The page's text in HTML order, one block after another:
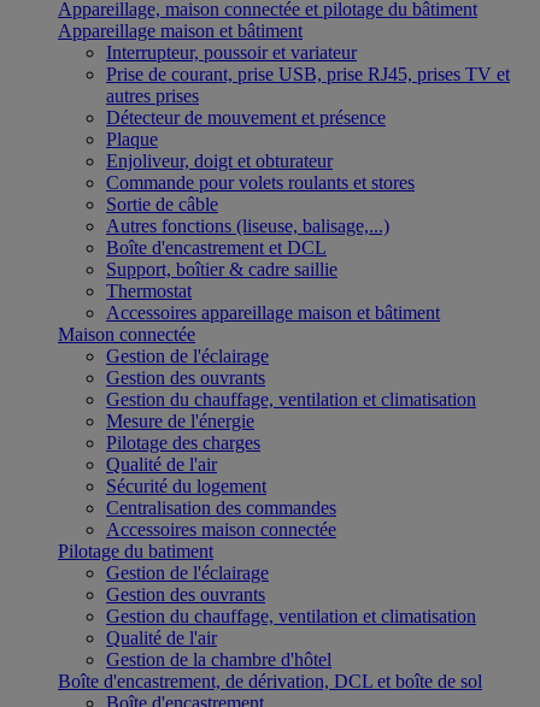
Appareillage, maison connectée et pilotage du bâtiment
Appareillage maison et bâtiment
Interrupteur, poussoir et variateur
Prise de courant, prise USB, prise RJ45, prises TV et
autres prises
Détecteur de mouvement et présence
Plaque
Enjoliveur, doigt et obturateur
Commande pour volets roulants et stores
Sortie de câble
Autres fonctions (liseuse, balisage,...)
Boîte d'encastrement et DCL
Support, boîtier & cadre saillie
Thermostat
Accessoires appareillage maison et bâtiment
Maison connectée
Gestion de l'éclairage
Gestion des ouvrants
Gestion du chauffage, ventilation et climatisation
Mesure de l'énergie
Pilotage des charges
Qualité de l'air
Sécurité du logement
Centralisation des commandes
Accessoires maison connectée
Pilotage du batiment
Gestion de l'éclairage
Gestion des ouvrants
Gestion du chauffage, ventilation et climatisation
Qualité de l'air
Gestion de la chambre d'hôtel
Boîte d'encastrement, de dérivation, DCL et boîte de sol
Boîte d'encastrement